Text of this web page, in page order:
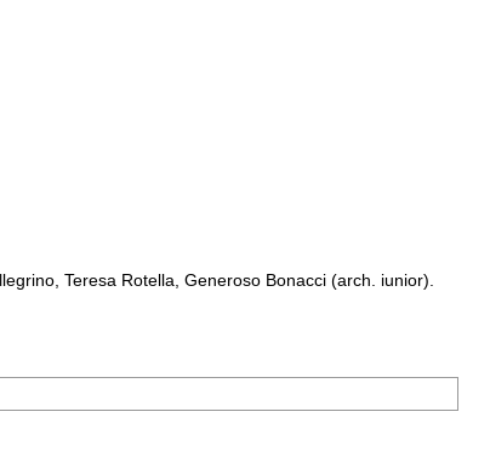
Teresa Rotella, Generoso Bonacci (arch. iunior).